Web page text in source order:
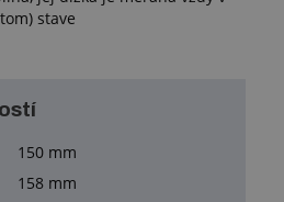
stave
150 mm
158 mm